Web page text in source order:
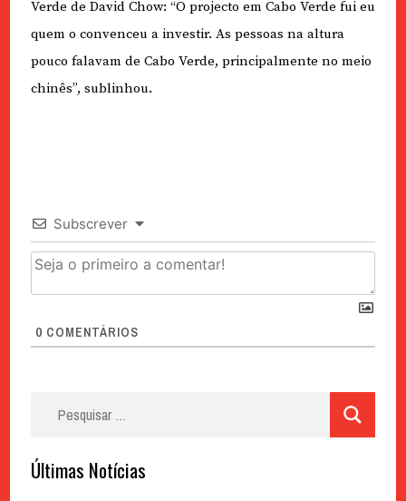
Verde de David Chow: “O projecto em Cabo Verde fui eu
quem o convenceu a investir. As pessoas na altura
pouco falavam de Cabo Verde, principalmente no meio
chinês”, sublinhou.
Subscrever
0 COMENTÁRIOS
Últimas Notícias